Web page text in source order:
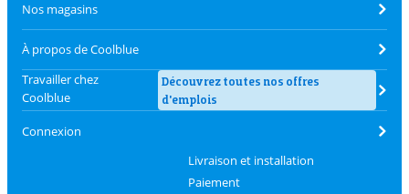
Nos magasins
À propos de Coolblue
Travailler chez
Coolblue
Découvrez toutes nos offres
d'emplois
Connexion
Livraison et installation
Paiement